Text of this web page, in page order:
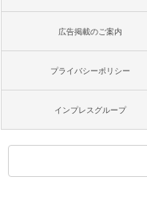
広告掲載のご案内
プライバシーポリシー
インプレスグループ